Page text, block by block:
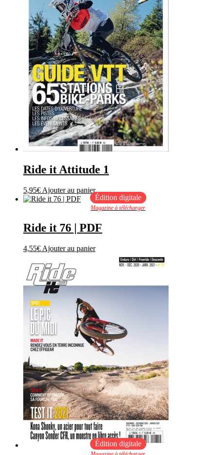
Ride it Attitude 1
5,95€ Ajouter au panier
Édition digitale
Magazine à télécharger
Ride it 76 | PDF
4,55€ Ajouter au panier
Édition digitale